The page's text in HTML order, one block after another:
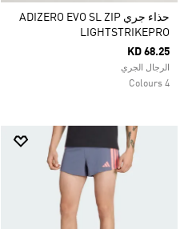
حذاء جري ADIZERO EVO SL ZIP
LIGHTSTRIKEPRO
KD 68.25
الرجال الجري
4 Colours